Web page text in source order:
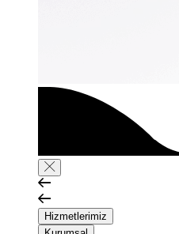
Hizmetlerimiz